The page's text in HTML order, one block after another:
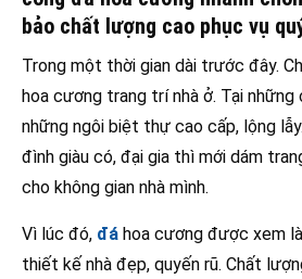
bảo chất lượng cao phục vụ
Trong một thời gian dài trước đây.
hoa cương trang trí nhà ở. Tại những
những ngôi biệt thự cao cấp, lộng
đình giàu có, đại gia thì mới dám
cho không gian nhà mình.
Vì lúc đó, đá hoa cương được xem
thiết kế nhà đẹp, quyến rũ. Chất